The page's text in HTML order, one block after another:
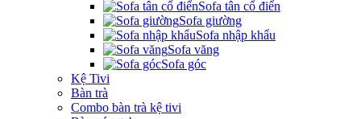
Sofa tân cổ điển
Sofa giường
Sofa nhập khẩu
Sofa văng
Sofa góc
Kệ Tivi
Bàn trà
Combo bàn trà kệ tivi